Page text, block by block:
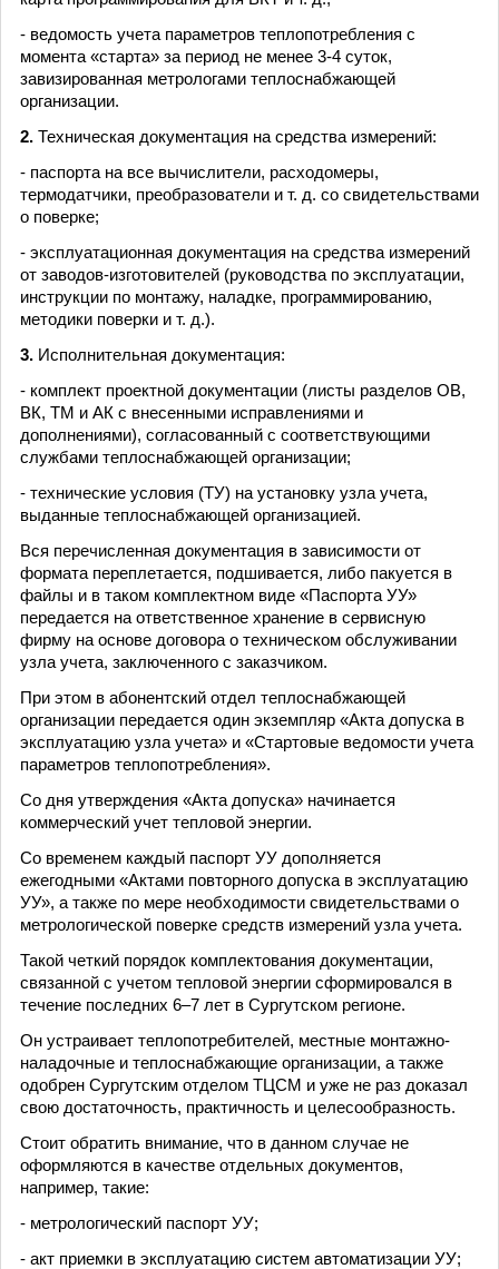
- ведомость учета параметров теплопотребления с
момента «старта» за период не менее 3-4 суток,
завизированная метрологами теплоснабжающей
организации.
2. Техническая документация на средства измерений:
- паспорта на все вычислители, расходомеры,
термодатчики, преобразователи и т. д. со свидетельствами
о поверке;
- эксплуатационная документация на средства измерений
от заводов-изготовителей (руководства по эксплуатации,
инструкции по монтажу, наладке, программированию,
методики поверки и т. д.).
3. Исполнительная документация:
- комплект проектной документации (листы разделов ОВ,
ВК, ТМ и АК с внесенными исправлениями и
дополнениями), согласованный с соответствующими
службами теплоснабжающей организации;
- технические условия (ТУ) на установку узла учета,
выданные теплоснабжающей организацией.
Вся перечисленная документация в зависимости от
формата переплетается, подшивается, либо пакуется в
файлы и в таком комплектном виде «Паспорта УУ»
передается на ответственное хранение в сервисную
фирму на основе договора о техническом обслуживании
узла учета, заключенного с заказчиком.
При этом в абонентский отдел теплоснабжающей
организации передается один экземпляр «Акта допуска в
эксплуатацию узла учета» и «Стартовые ведомости учета
параметров теплопотребления».
Со дня утверждения «Акта допуска» начинается
коммерческий учет тепловой энергии.
Со временем каждый паспорт УУ дополняется
ежегодными «Актами повторного допуска в эксплуатацию
УУ», а также по мере необходимости свидетельствами о
метрологической поверке средств измерений узла учета.
Такой четкий порядок комплектования документации,
связанной с учетом тепловой энергии сформировался в
течение последних 6–7 лет в Сургутском регионе.
Он устраивает теплопотребителей, местные монтажно-
наладочные и теплоснабжающие организации, а также
одобрен Сургутским отделом ТЦСМ и уже не раз доказал
свою достаточность, практичность и целесообразность.
Стоит обратить внимание, что в данном случае не
оформляются в качестве отдельных документов,
например, такие:
- метрологический паспорт УУ;
- акт приемки в эксплуатацию систем автоматизации УУ;